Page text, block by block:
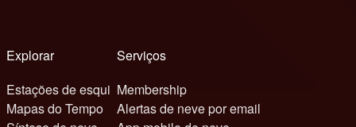
Explorar
Estações de esqui
Mapas do Tempo
Serviços
Membership
Alertas de neve por email